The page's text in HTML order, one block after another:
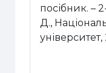
посібник. –
Д.,
університет,